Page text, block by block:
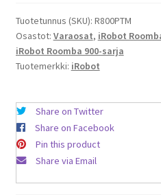
800-
sarjan
musta
pohjatela
Tuotetunnus (SKU): R800PTM
Osastot: Varaosat, iRobot
iRobot Roomba 900-sarja
Tuotemerkki: iRobot
Share on Twitter
Share on Facebook
Pin this product
Share via Email